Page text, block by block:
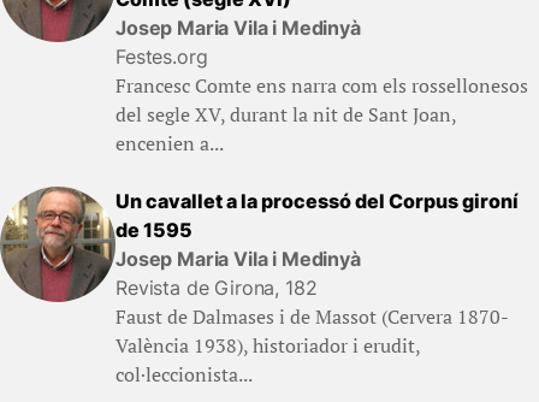
Josep Maria Vila i Medinyà
Festes.org
Francesc Comte ens narra com els rossellonesos
del segle XV, durant la nit de Sant Joan,
encenien a...
Un cavallet a la processó del Corpus gironí
de 1595
Josep Maria Vila i Medinyà
Revista de Girona, 182
Faust de Dalmases i de Massot (Cervera 1870-
València 1938), historiador i erudit,
col·leccionista...